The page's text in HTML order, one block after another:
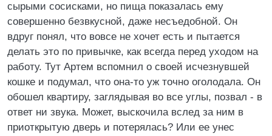
сырыми сосисками, но пища показалась ему
совершенно безвкусной, даже несъедобной. Он
вдруг понял, что вовсе не хочет есть и пытается
делать это по привычке, как всегда перед уходом на
работу. Тут Артем вспомнил о своей исчезнувшей
кошке и подумал, что она-то уж точно оголодала. Он
обошел квартиру, заглядывая во все углы, позвал - в
ответ ни звука. Может, выскочила вслед за ним в
приоткрытую дверь и потерялась? Или ее унес